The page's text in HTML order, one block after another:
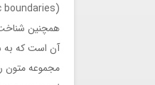
همچنین
آن است که به
مجموعه متون